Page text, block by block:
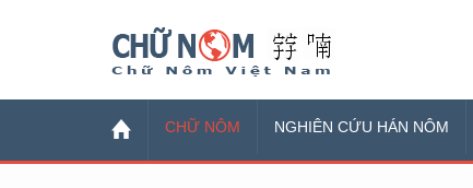
CHỮ NÔM NGHIÊN CỨU HÁN NÔM